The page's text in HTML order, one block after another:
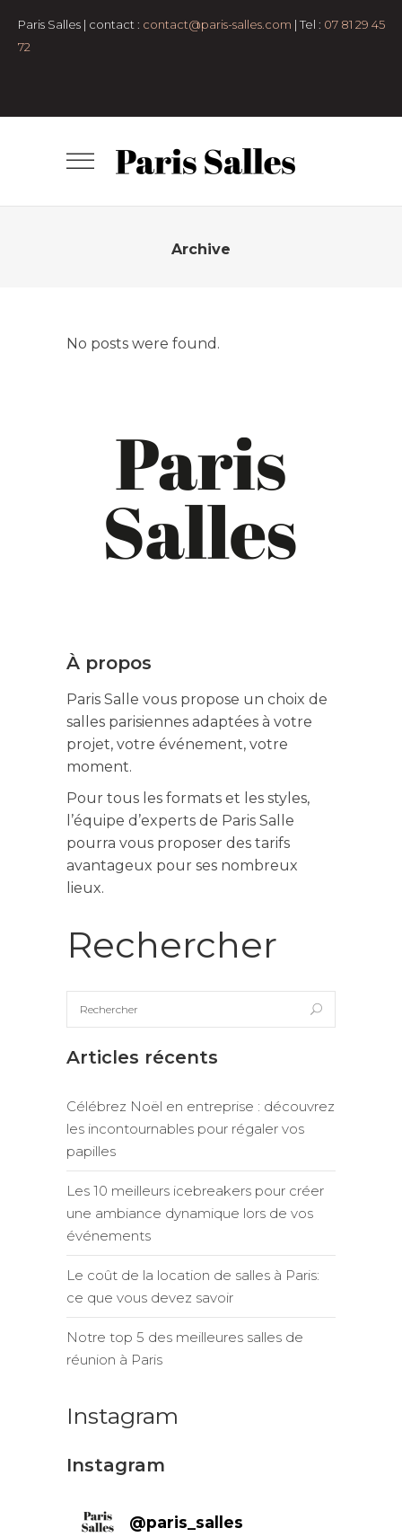
Paris Salles | contact : contact@paris-salles.com | Tel : 07 81 29 45
72
Archive
No posts were found.
À propos
Paris Salle vous propose un choix de
salles parisiennes adaptées à votre
projet, votre événement, votre
moment.
Pour tous les formats et les styles,
l’équipe d’experts de Paris Salle
pourra vous proposer des tarifs
avantageux pour ses nombreux
lieux.
Rechercher
Articles récents
Célébrez Noël en entreprise : découvrez
les incontournables pour régaler vos
papilles
Les 10 meilleurs icebreakers pour créer
une ambiance dynamique lors de vos
événements
Le coût de la location de salles à Paris:
ce que vous devez savoir
Notre top 5 des meilleures salles de
réunion à Paris
Instagram
Instagram
@paris_salles